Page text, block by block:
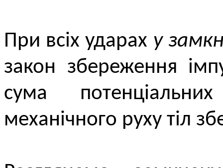
При всіх ударах у
закон збереження
сума
механічного руху тіл